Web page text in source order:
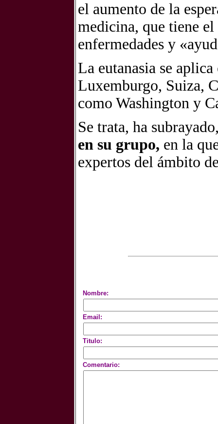
el aumento de la
medicina, que tiene
enfermedades y
La eutanasia se
Luxemburgo, Suiza,
como Washington y
Se trata, ha
en su grupo, en la
expertos del ámbito
Nombre:
Email:
Titulo:
Comentario: